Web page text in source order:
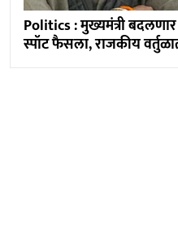
Politics : मुख्यमंत्री
स्पॉट फैसला, राजकीय